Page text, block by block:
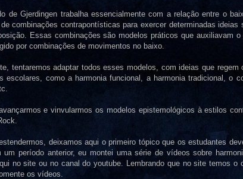
de Gjerdingen trabalha essencialmente com a relação entre o
combinações contrapontísticas para exercer determinadas ideias
Essas combinações são modelos práticos que auxiliavam
por combinações de movimentos no baixo.
tentaremos adaptar todos esses modelos, com ideias que regem
escolares, como a harmonia funcional, a harmonia tradicional, o
e vinvularmos os modelos epistemológicos à estilos
deixamos aqui o primeiro tópico que os estudantes
um período anterior, eu montei uma série de vídeos sobre
no site ou no canal do youtube. Lembrando que no site temos o
os vídeos.